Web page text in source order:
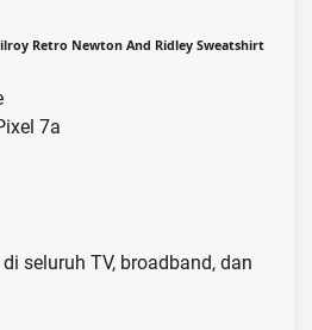
Retro Newton And Ridley Sweatshirt